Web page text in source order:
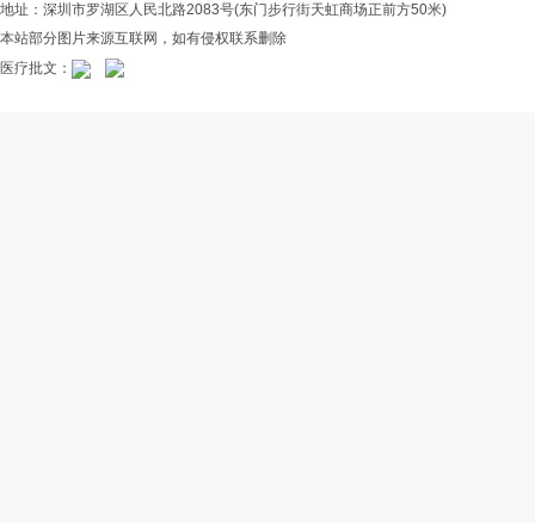
地址：深圳市罗湖区人民北路2083号(东门步行街天虹商场正前方50米)
本站部分图片来源互联网，如有侵权联系删除
医疗批文：